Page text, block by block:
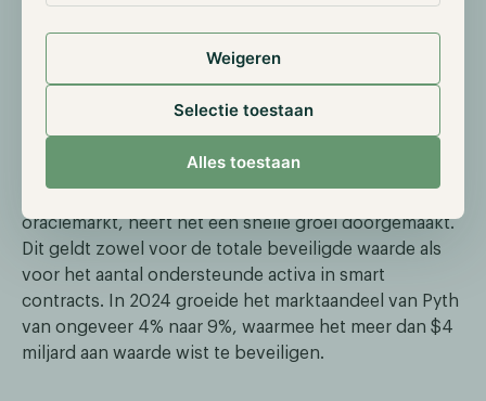
Weigeren
Selectie toestaan
Alles toestaan
Op dit moment levert Pyth data aan meer dan 410
applicaties via meer dan 500 datastromen verspreid
over 75+ blockchains—een indrukwekkende prestatie
voor een protocol dat pas in 2021 werd opgericht.
oraclemarkt, heeft het een snelle groei doorgemaakt.
Dit geldt zowel voor de totale beveiligde waarde als
voor het aantal ondersteunde activa in smart
contracts. In 2024 groeide het marktaandeel van Pyth
van ongeveer 4% naar 9%, waarmee het meer dan $4
miljard aan waarde wist te beveiligen.